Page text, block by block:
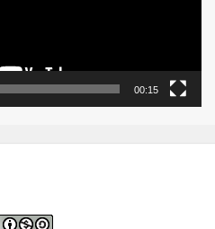
00:15